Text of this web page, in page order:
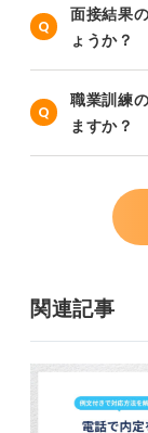
面接結果
ょうか？
職業訓練
ますか？
関連記事